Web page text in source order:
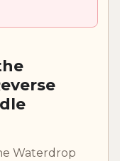
Waterdrop